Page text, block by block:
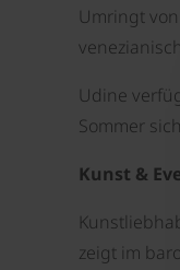
Umringt
Udine
Sommer
Kunst &
zeigt im